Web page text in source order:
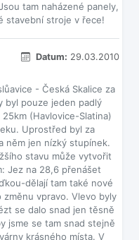
tam naházené panely,
Datum: 29.03.2010
- Česká Skalice za
byl pouze jeden padlý
(Havlovice-Slatina)
Uprostřed byl za
něm jen nízký stupínek.
stavu může vytvořit
Jez na 28,6 přenášet
dělají tam také nové
vpravo. Vlevo byly
se dalo snad jen těsně
jsme se tam snad stejně
krásného místa. V